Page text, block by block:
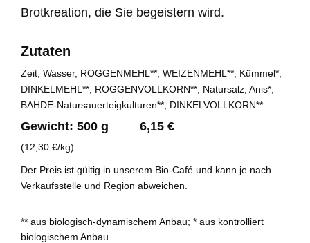
Brotkreation, die Sie begeistern wird.
Zutaten
Zeit, Wasser, ROGGENMEHL**, WEIZENMEHL**, Kümmel*,
DINKELMEHL**, ROGGENVOLLKORN**, Natursalz, Anis*,
BAHDE-Natursauerteigkulturen**, DINKELVOLLKORN**
Gewicht: 500 g 6,15 €
(12,30 €/kg)
Der Preis ist gültig in unserem Bio-Café und kann je nach
Verkaufsstelle und Region abweichen.
** aus biologisch-dynamischem Anbau; * aus kontrolliert
biologischem Anbau.